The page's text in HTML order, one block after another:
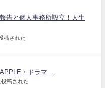
告と個人事務所設立！人生
稿された
・ドラマ...
稿された